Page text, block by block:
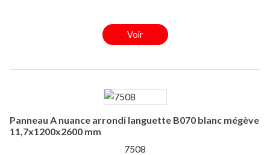
Voir
Panneau A nuance arrondi languette B070 blanc mégève
11,7x1200x2600 mm
7508